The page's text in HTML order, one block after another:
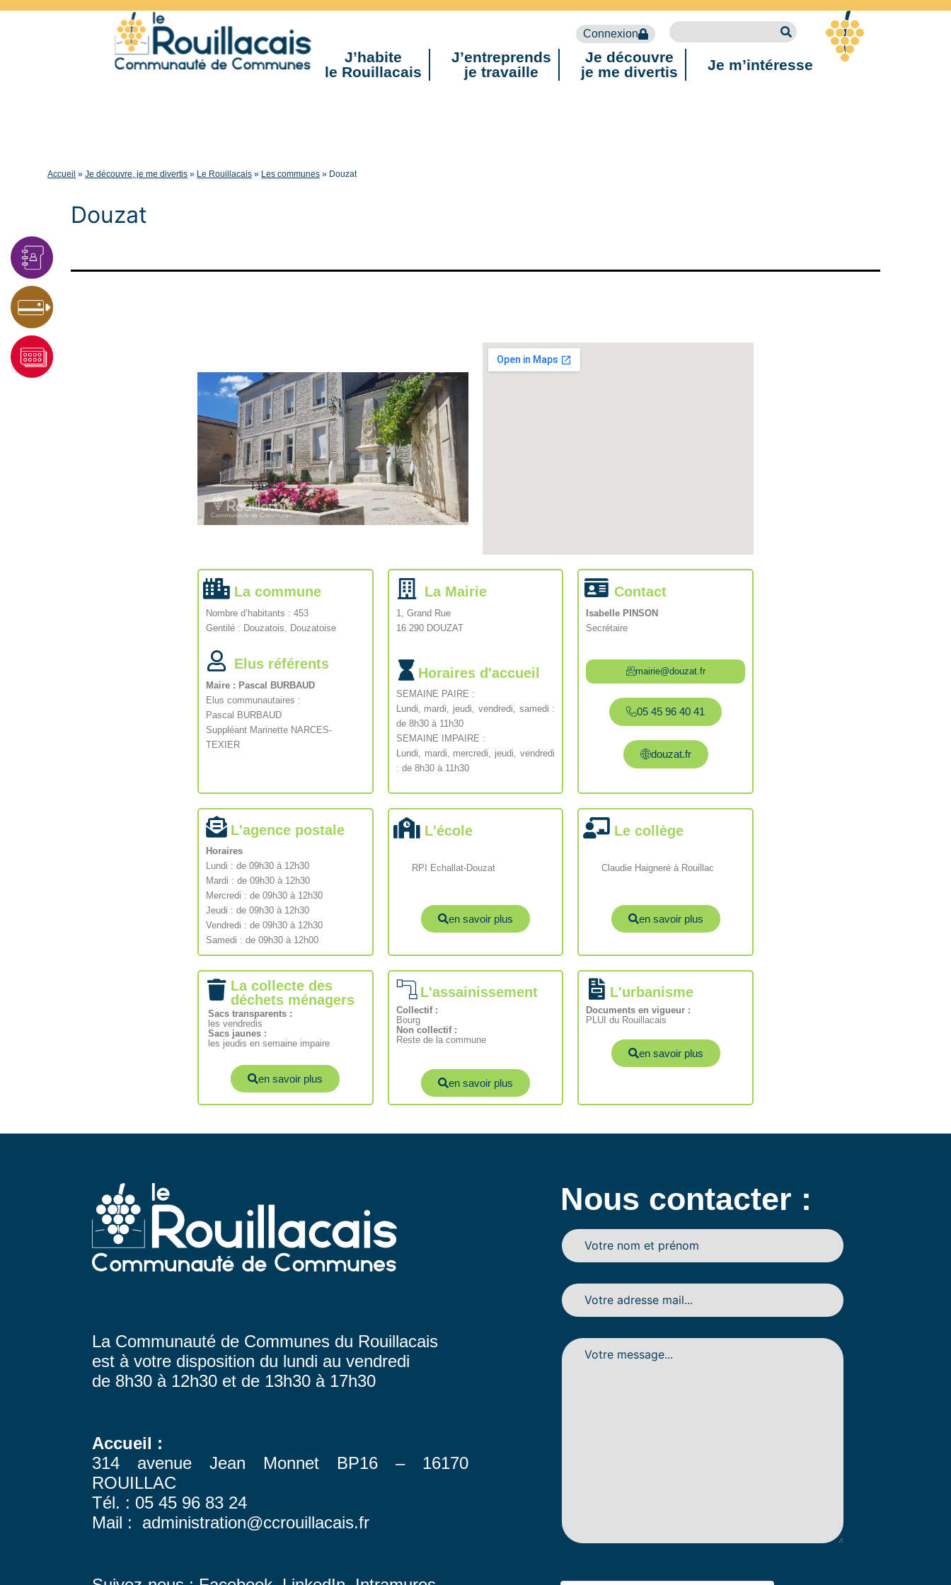
Connexion
J’habite
le Rouillacais
J’entreprends
je travaille
Je découvre
je me divertis
Je m’intéresse
Accueil »Je découvre, je me divertis » Le Rouillacais » Les communes » Douzat
Douzat
La commune
Nombre d’habitants : 453
Gentilé : Douzatois, Douzatoise
Elus référents
Maire : Pascal BURBAUD
Elus communautaires :
Pascal BURBAUD
Suppléant Marinette NARCES-
TEXIER
La Mairie
1, Grand Rue
16 290 DOUZAT
Horaires d'accueil
SEMAINE PAIRE :
Lundi, mardi, jeudi, vendredi, samedi :
de 8h30 à 11h30
SEMAINE IMPAIRE :
Lundi, mardi, mercredi, jeudi, vendredi
: de 8h30 à 11h30
Contact
Isabelle PINSON
Secrétaire
mairie@douzat.fr
05 45 96 40 41
douzat.fr
L'agence postale
Horaires
Lundi : de 09h30 à 12h30
Mardi : de 09h30 à 12h30
Mercredi : de 09h30 à 12h30
Jeudi : de 09h30 à 12h30
Vendredi : de 09h30 à 12h30
Samedi : de 09h30 à 12h00
L'école
RPI Echallat-Douzat
en savoir plus
Le collège
Claudie Haigneré à Rouillac
en savoir plus
La collecte des
déchets ménagers
Sacs transparents :
les vendredis
Sacs jaunes :
les jeudis en semaine impaire
en savoir plus
L'assainissement​
Collectif :
Bourg
Non collectif :
Reste de la commune
en savoir plus
L'urbanisme
Documents en vigueur :
PLUI du Rouillacais
en savoir plus
La Communauté de Communes du Rouillacais
est à votre disposition du lundi au vendredi
de 8h30 à 12h30 et de 13h30 à 17h30
Accueil :
314 avenue Jean Monnet BP16 – 16170
ROUILLAC
Tél. : 05 45 96 83 24
Mail : administration@ccrouillacais.fr
Nous contacter :